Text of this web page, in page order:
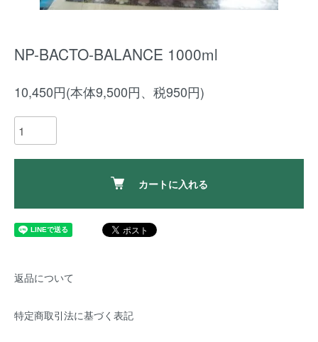
NP-BACTO-BALANCE 1000ml
10,450円(本体9,500円、税950円)
カートに入れる
返品について
特定商取引法に基づく表記